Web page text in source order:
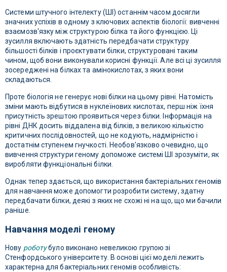
Системи штучного інтелекту (ШІ) останнім часом досягли
значних успіхів в одному з ключових аспектів біології: вивченні
взаємозв'язку між структурою білка та його функцією. Ці
зусилля включають здатність передбачати структуру
більшості білків і проєктувати білки, структуровані таким
чином, щоб вони виконували корисні функції. Але всі ці зусилля
зосереджені на білках та амінокислотах, з яких вони
складаються.
Проте біологія не генерує нові білки на цьому рівні. Натомість
зміни мають відбутися в нуклеїнових кислотах, перш ніж їхня
присутність зрештою проявиться через білки. Інформація на
рівні ДНК досить віддалена від білків, з великою кількістю
критичних послідовностей, що не кодують, надмірністю і
достатнім ступенем гнучкості. Необов'язково очевидно, що
вивчення структури геному допоможе системі ШІ зрозуміти, як
виробляти функціональні білки.
Однак тепер здається, що використання бактеріальних геномів
для навчання може допомогти розробити систему, здатну
передбачати білки, деякі з яких не схожі ні на що, що ми бачили
раніше.
Навчання моделі геному
Нову роботубуло виконано невеликою групою зі
Стенфордського університету. В основі цієї моделі лежить
характерна для бактеріальних геномів особливість: